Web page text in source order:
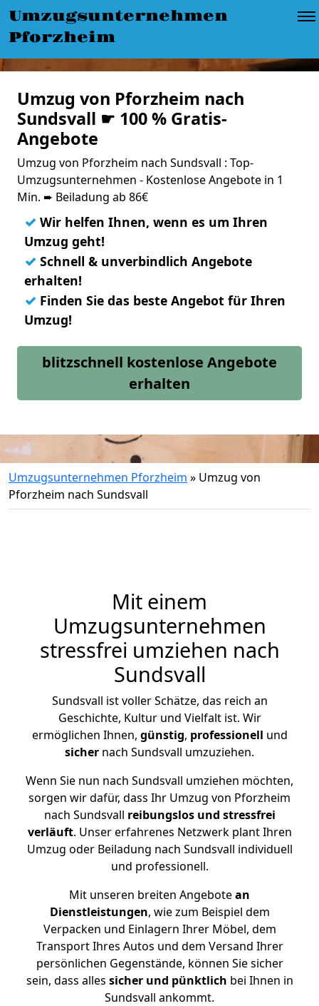
Umzugsunternehmen
Pforzheim
Umzug von Pforzheim nach
Sundsvall ☛ 100 % Gratis-
Angebote
Umzug von Pforzheim nach Sundsvall : Top-
Umzugsunternehmen - Kostenlose Angebote in 1
Min. ➨ Beiladung ab 86€
✓ Wir helfen Ihnen, wenn es um Ihren
Umzug geht!
✓ Schnell & unverbindlich Angebote
erhalten!
✓ Finden Sie das beste Angebot für Ihren
Umzug!
blitzschnell kostenlose Angebote
erhalten
Umzugsunternehmen Pforzheim » Umzug von
Pforzheim nach Sundsvall
Mit einem
Umzugsunternehmen
stressfrei umziehen nach
Sundsvall
Sundsvall ist voller Schätze, das reich an
Geschichte, Kultur und Vielfalt ist. Wir
ermöglichen Ihnen, günstig, professionell und
sicher nach Sundsvall umzuziehen.
Wenn Sie nun nach Sundsvall umziehen möchten,
sorgen wir dafür, dass Ihr Umzug von Pforzheim
nach Sundsvall reibungslos und stressfrei
verläuft. Unser erfahrenes Netzwerk plant Ihren
Umzug oder Beiladung nach Sundsvall individuell
und professionell.
Mit unseren breiten Angebotean
Dienstleistungen, wie zum Beispiel dem
Verpacken und Einlagern Ihrer Möbel, dem
Transport Ihres Autos und dem Versand Ihrer
persönlichen Gegenstände, können Sie sicher
sein, dass alles sicher und pünktlich bei Ihnen in
Sundsvall ankommt.